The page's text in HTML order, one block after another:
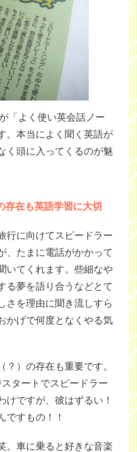
「よく使い英会話ノー
。本当によく聞く英語が
く頭に入ってくるのが魅
存在も英語学習に大切
行に向けてスピードラー
、たまに電話がかかって
いてくれます。些細なや
る夢を語り合うなどとて
さを理由に聞き流しすら
かげで何度となくやる気
？）の存在も重要です。
タートでスピードラー
けですが、彼はずるい！
ですもの！！
。車に乗ると好きな音楽